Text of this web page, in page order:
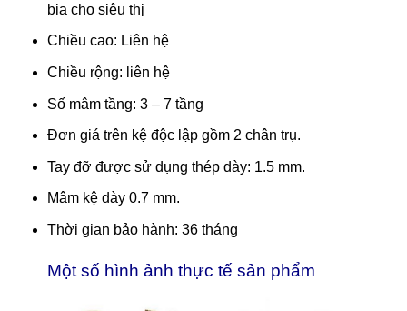
bia cho siêu thị
Chiều cao: Liên hệ
Chiều rộng: liên hệ
Số mâm tầng: 3 – 7 tầng
Đơn giá trên kệ độc lập gồm 2 chân trụ.
Tay đỡ được sử dụng thép dày: 1.5 mm.
Mâm kệ dày 0.7 mm.
Thời gian bảo hành: 36 tháng
Một số hình ảnh thực tế sản phẩm